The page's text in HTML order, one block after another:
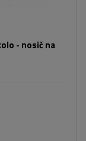
- nosič na